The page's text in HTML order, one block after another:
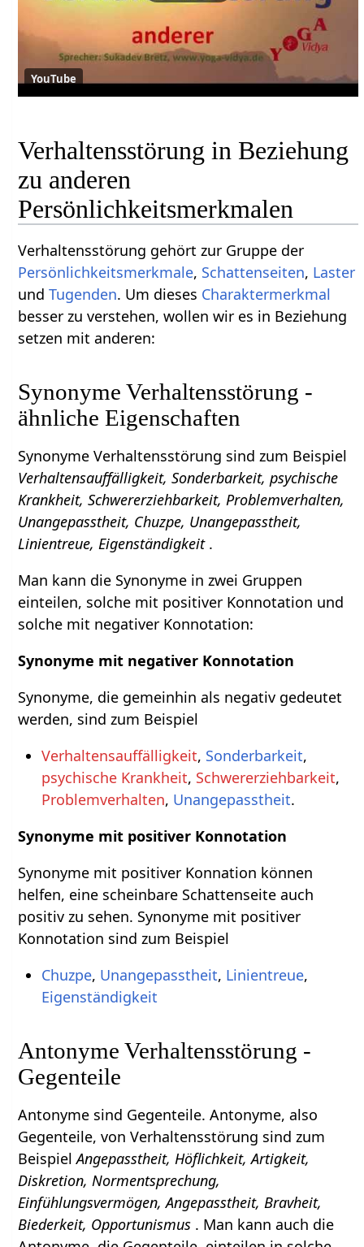
YouTube
Verhaltensstörung in Beziehung
zu anderen
Persönlichkeitsmerkmalen
Verhaltensstörung gehört zur Gruppe der
Persönlichkeitsmerkmale, Schattenseiten, Laster
undTugenden. Um dieses Charaktermerkmal
besser zu verstehen, wollen wir es in Beziehung
setzen mit anderen:
Synonyme Verhaltensstörung -
ähnliche Eigenschaften
Synonyme Verhaltensstörung sind zum Beispiel
Verhaltensauffälligkeit, Sonderbarkeit, psychische
Krankheit, Schwererziehbarkeit, Problemverhalten,
Unangepasstheit, Chuzpe, Unangepasstheit,
Linientreue, Eigenständigkeit .
Man kann die Synonyme in zwei Gruppen
einteilen, solche mit positiver Konnotation und
solche mit negativer Konnotation:
Synonyme mit negativer Konnotation
Synonyme, die gemeinhin als negativ gedeutet
werden, sind zum Beispiel
Verhaltensauffälligkeit, Sonderbarkeit,
psychische Krankheit, Schwererziehbarkeit,
Problemverhalten, Unangepasstheit.
Synonyme mit positiver Konnotation
Synonyme mit positiver Konnation können
helfen, eine scheinbare Schattenseite auch
positiv zu sehen. Synonyme mit positiver
Konnotation sind zum Beispiel
Chuzpe, Unangepasstheit, Linientreue,
Eigenständigkeit
Antonyme Verhaltensstörung -
Gegenteile
Antonyme sind Gegenteile. Antonyme, also
Gegenteile, von Verhaltensstörung sind zum
BeispielAngepasstheit, Höflichkeit, Artigkeit,
Diskretion, Normentsprechung,
Einfühlungsvermögen, Angepasstheit, Bravheit,
Biederkeit, Opportunismus . Man kann auch die